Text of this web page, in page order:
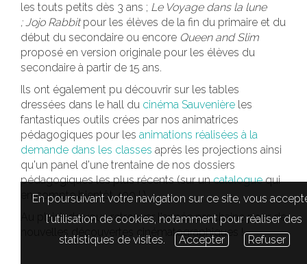
les touts petits dès 3 ans ; Le Voyage dans la lune
; Jojo Rabbitpour les élèves de la fin du primaire et du
début du secondaire ou encore Queen and Slim
proposé en version originale pour les élèves du
secondaire à partir de 15 ans.
Ils ont également pu découvrir sur les tables
dressées dans le hall du cinéma Sauvenière les
fantastiques outils crées par nos animatrices
pédagogiques pour les animations réalisées à la
demande dans les classes après les projections ainsi
qu'un panel d'une trentaine de nos dossiers
pédagogiques les plus récents (sur uncataloguequi
en compte bientôt 400 ! )
Au plaisir de vous retrouver l'année prochaine pour de
nouvelles découvertes cinématographiques !
En poursuivant votre navigation sur ce site, vous
l'utilisation de cookies, notamment pour réaliser des
statistiques de visites.
Accepter Refuser